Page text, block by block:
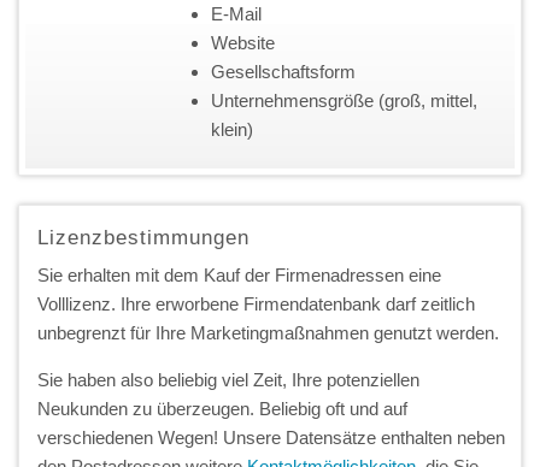
E-Mail
Website
Gesellschaftsform
Unternehmensgröße (groß, mittel,
klein)
Lizenzbestimmungen
Sie erhalten mit dem Kauf der Firmenadressen eine
Volllizenz. Ihre erworbene Firmendatenbank darf zeitlich
unbegrenzt für Ihre Marketingmaßnahmen genutzt werden.
Sie haben also beliebig viel Zeit, Ihre potenziellen
Neukunden zu überzeugen. Beliebig oft und auf
verschiedenen Wegen! Unsere Datensätze enthalten neben